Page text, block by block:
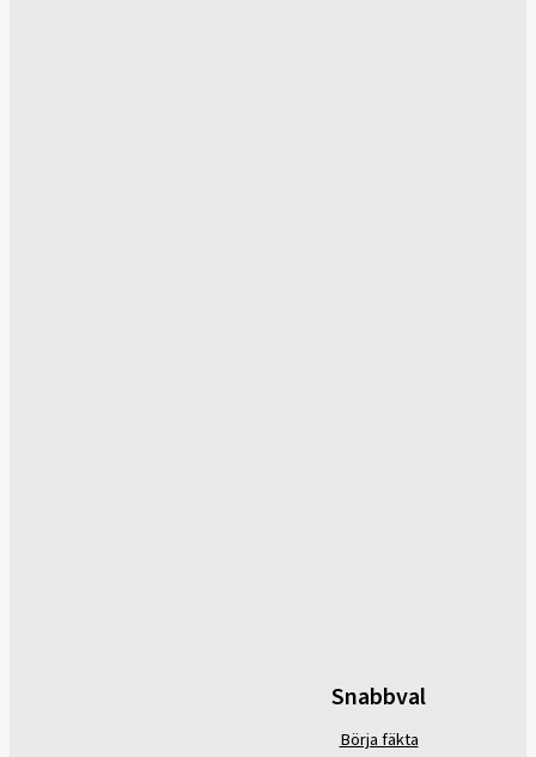
Snabbval
Börja fäkta